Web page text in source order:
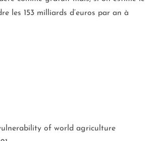
les 153 milliards d’euros par an à
of world agriculture